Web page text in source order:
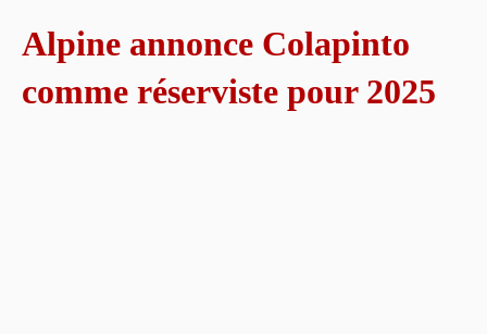
Alpine annonce Colapinto
comme réserviste pour 2025